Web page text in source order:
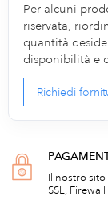
Per alcuni
riservata,
quantità
disponibilità e
Richiedi
Il nostro
SSL,